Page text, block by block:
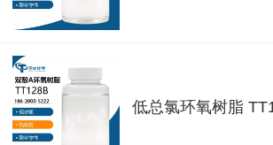
低总氯环氧树脂